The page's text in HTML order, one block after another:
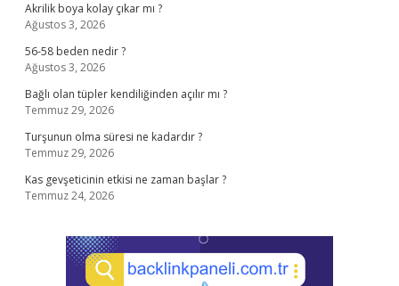
Akrilik boya kolay çıkar mı ?
Ağustos 3, 2026
56-58 beden nedir ?
Ağustos 3, 2026
Bağlı olan tüpler kendiliğinden açılır mı ?
Temmuz 29, 2026
Turşunun olma süresi ne kadardır ?
Temmuz 29, 2026
Kas gevşeticinin etkisi ne zaman başlar ?
Temmuz 24, 2026